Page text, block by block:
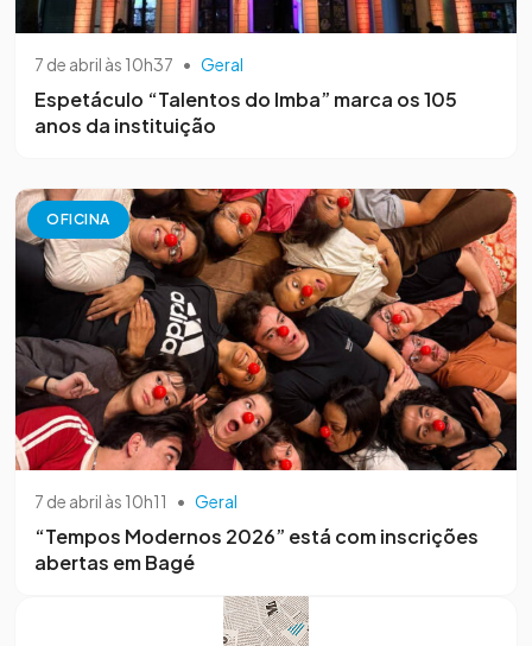
7 de abril às 10h37 • Geral
Espetáculo “Talentos do Imba” marca os 105
anos da instituição
OFICINA
7 de abril às 10h11 • Geral
“Tempos Modernos 2026” está com inscrições
abertas em Bagé